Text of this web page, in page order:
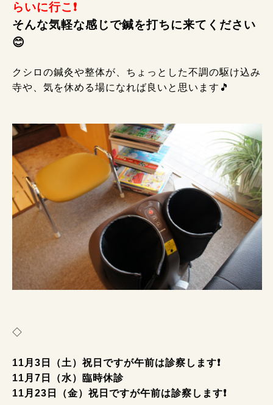
らいに行こ❗
そんな気軽な感じで鍼を打ちに来てください
😊
クシロの鍼灸や整体が、ちょっとした不調の駆け込み
寺や、気を休める場になれば良いと思います🎵
◇
11月3日（土）祝日ですが午前は診察します❗
11月7日（水）臨時休診
11月23日（金）祝日ですが午前は診察します❗